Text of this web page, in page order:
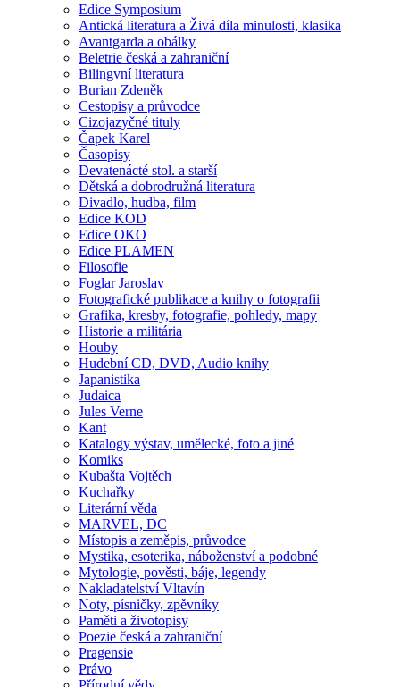
Edice Symposium
Antická literatura a Živá díla minulosti, klasika
Avantgarda a obálky
Beletrie česká a zahraniční
Bilingvní literatura
Burian Zdeněk
Cestopisy a průvodce
Cizojazyčné tituly
Čapek Karel
Časopisy
Devatenácté stol. a starší
Dětská a dobrodružná literatura
Divadlo, hudba, film
Edice KOD
Edice OKO
Edice PLAMEN
Filosofie
Foglar Jaroslav
Fotografické publikace a knihy o fotografii
Grafika, kresby, fotografie, pohledy, mapy
Historie a militária
Houby
Hudební CD, DVD, Audio knihy
Japanistika
Judaica
Jules Verne
Kant
Katalogy výstav, umělecké, foto a jiné
Komiks
Kubašta Vojtěch
Kuchařky
Literární věda
MARVEL, DC
Místopis a zeměpis, průvodce
Mystika, esoterika, náboženství a podobné
Mytologie, pověsti, báje, legendy
Nakladatelství Vltavín
Noty, písničky, zpěvníky
Paměti a životopisy
Poezie česká a zahraniční
Pragensie
Právo